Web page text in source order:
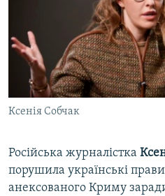
ВІДЕОУРОКИ «ELIFBE»
СВІДЧЕННЯ ОКУПАЦІЇ
УКРАЇНСЬКА ПРОБЛЕМА КРИМУ
ІНФОГРАФІКА
Русский
Qırımtatar
ДОЛУЧАЙСЯ!
Усі сайти RFE/RL
Ксенія Собчак
Російська журналістка
порушила українські
анексованого Криму